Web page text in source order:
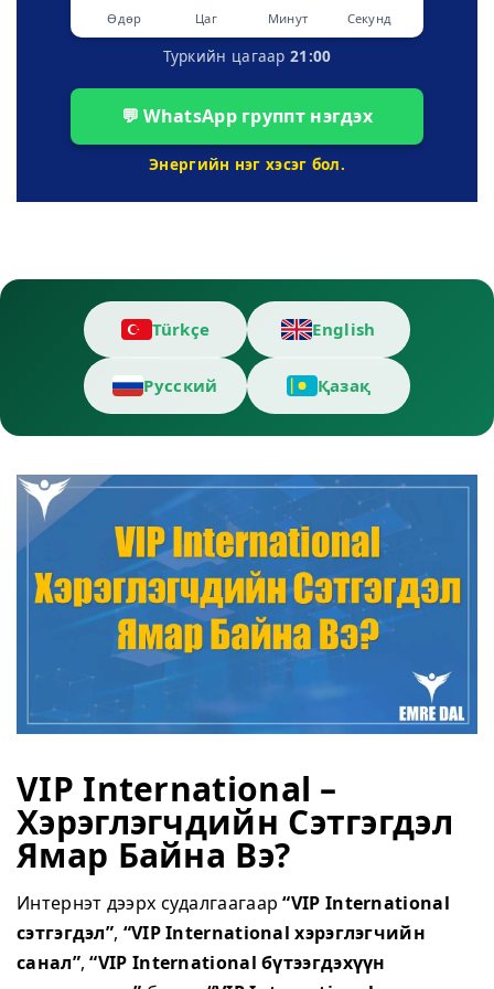
Өдөр Цаг Минут Секунд
Туркийн цагаар 21:00
💬 WhatsApp группт нэгдэх
Энергийн нэг хэсэг бол.
Türkçe English
Русский Қазақ
VIP International –
Хэрэглэгчдийн Сэтгэгдэл
Ямар Байна Вэ?
Интернэт дээрх судалгаагаар“VIP International
сэтгэгдэл”, “VIP International хэрэглэгчийн
санал”,“VIP International бүтээгдэхүүн